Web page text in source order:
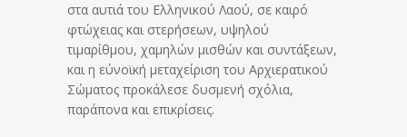
στα αυτιά του Ελληνικού Λαού, σε καιρό
φτώχειας και στερήσεων, υψηλού
τιμαρίθμου, χαμηλών μισθών και συντάξεων,
και η εύνοϊκή μεταχείριση του Αρχιερατικού
Σώματος προκάλεσε δυσμενή σχόλια,
παράπονα και επικρίσεις.